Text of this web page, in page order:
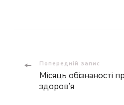
Навігація
запису
Попередній запис
Місяць обізнаності
здоров’я